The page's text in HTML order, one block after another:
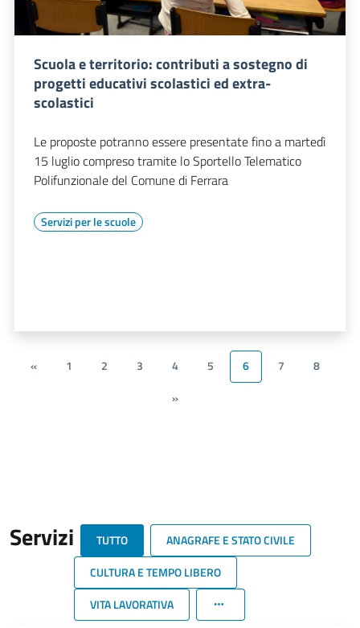
Scuola e territorio: contributi a sostegno di
progetti educativi scolastici ed extra-
scolastici
Le proposte potranno essere presentate fino a martedì
15 luglio compreso tramite lo Sportello Telematico
Polifunzionale del Comune di Ferrara
Servizi per le scuole
« 1 2 3 4 5 6 7
8
»
Servizi TUTTO
ANAGRAFE E STATO CIVILE
CULTURA E TEMPO LIBERO
VITA LAVORATIVA